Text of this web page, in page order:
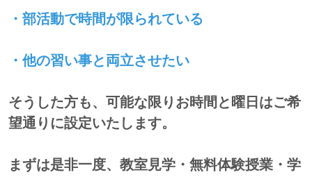
・部活動で時間が限られている
・他の習い事と両立させたい
そうした方も、可能な限りお時間と曜日はご希
望通りに設定いたします。
まずは是非一度、教室見学・無料体験授業・学